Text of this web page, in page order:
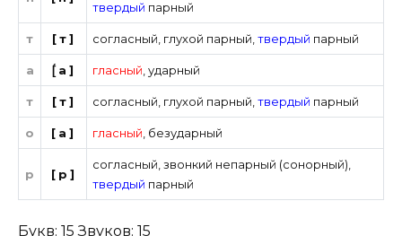
твердый парный
т [т] согласный глухой парный ,твердый парный
а [́а] гласный ,ударный
т [т] согласный глухой парный ,твердый парный
о [а] гласный безударный
р [р]
согласный ,звонкий непарный (сонорный)
твердый парный
Букв: 15 Звуков: 15